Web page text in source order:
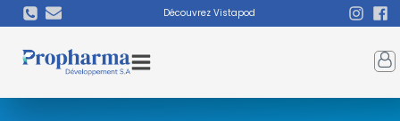
Découvrez Vistapod